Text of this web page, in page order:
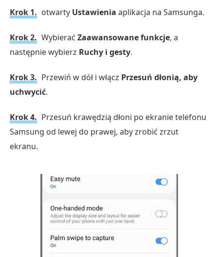
Krok 1. otwarty Ustawienia aplikacja na Samsunga.
Krok 2. Wybierać Zaawansowane funkcje, a
następnie wybierz Ruchy i gesty.
Krok 3. Przewiń w dół i włącz Przesuń dłonią, aby
uchwycić.
Krok 4. Przesuń krawędzią dłoni po ekranie telefonu
Samsung od lewej do prawej, aby zrobić zrzut
ekranu.